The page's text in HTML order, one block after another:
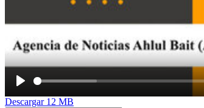
Play
Descargar 12 MB